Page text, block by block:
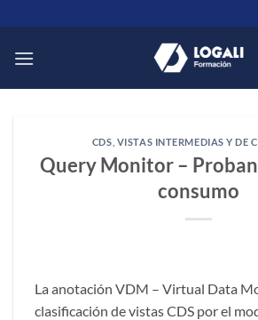
al
contenido
CDS VISTAS INTERMEDIAS Y DE
Query Monitor –
consumo
La anotación VDM – Virtual Data
clasificación de vistas CDS por el